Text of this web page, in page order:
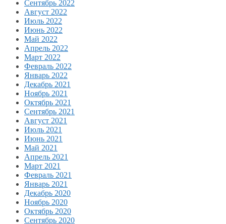
Сентябрь 2022
Август 2022
Июль 2022
Июнь 2022
Май 2022
Апрель 2022
Март 2022
Февраль 2022
Январь 2022
Декабрь 2021
Ноябрь 2021
Октябрь 2021
Сентябрь 2021
Август 2021
Июль 2021
Июнь 2021
Май 2021
Апрель 2021
Март 2021
Февраль 2021
Январь 2021
Декабрь 2020
Ноябрь 2020
Октябрь 2020
Сентябрь 2020